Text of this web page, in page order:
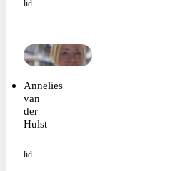
lid
Annelies
van
der
Hulst
lid